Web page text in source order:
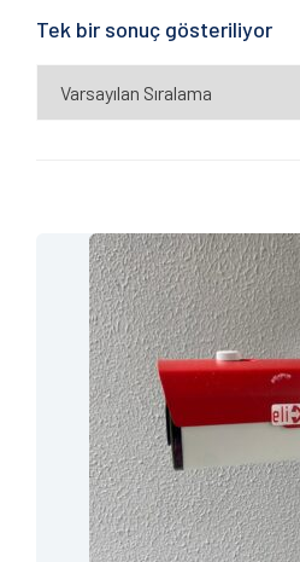
Tek bir sonuç gösteriliyor